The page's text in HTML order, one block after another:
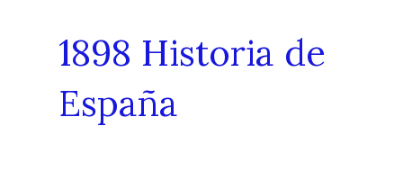
1898 Historia de
España